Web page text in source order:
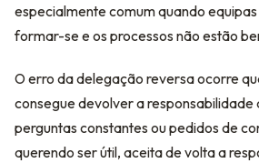
especialmente comum quando
formar-se e os processos não estão
O erro da delegação reversa ocorre
consegue devolver a responsabilidade
perguntas constantes ou pedidos de
querendo ser útil, aceita de volta a